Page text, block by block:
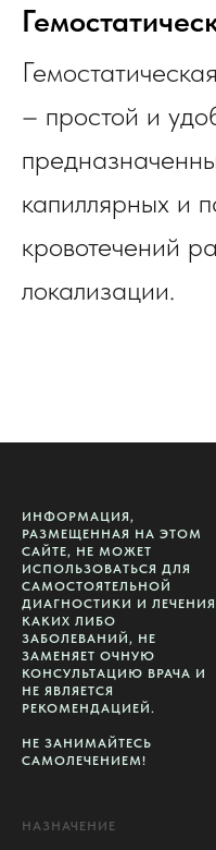
– простой и
капиллярных и
кровотечений
локализации.
ИНФОРМАЦИЯ,
РАЗМЕЩЕННАЯ НА ЭТОМ
САЙТЕ, НЕ МОЖЕТ
ИСПОЛЬЗОВАТЬСЯ ДЛЯ
САМОСТОЯТЕЛЬНОЙ
ДИАГНОСТИКИ И ЛЕЧЕНИЯ
КАКИХ ЛИБО
ЗАБОЛЕВАНИЙ, НЕ
ЗАМЕНЯЕТ ОЧНУЮ
КОНСУЛЬТАЦИЮ ВРАЧА И
НЕ ЯВЛЯЕТСЯ
РЕКОМЕНДАЦИЕЙ.
НЕ ЗАНИМАЙТЕСЬ
САМОЛЕЧЕНИЕМ!
НАЗНАЧЕНИЕ